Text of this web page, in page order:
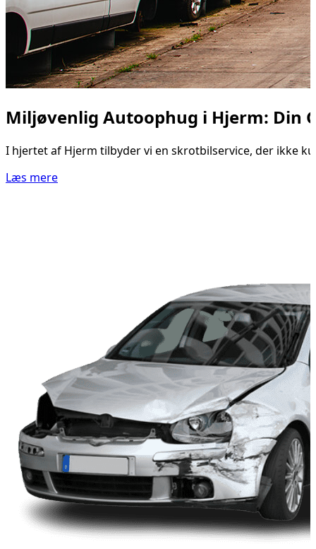
Miljøvenlig Autoophug i Hjerm: Din
I hjertet af Hjerm tilbyder vi en skrotbilservice, der ikke
Læs mere